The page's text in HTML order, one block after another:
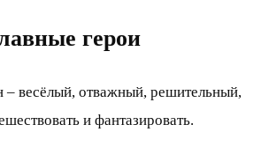
герои
весёлый, отважный, решительный,
и фантазировать.